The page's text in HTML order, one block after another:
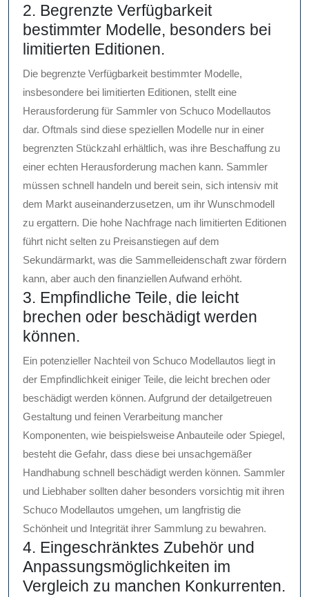
2. Begrenzte Verfügbarkeit
bestimmter Modelle, besonders bei
limitierten Editionen.
Die begrenzte Verfügbarkeit bestimmter Modelle,
insbesondere bei limitierten Editionen, stellt eine
Herausforderung für Sammler von Schuco Modellautos
dar. Oftmals sind diese speziellen Modelle nur in einer
begrenzten Stückzahl erhältlich, was ihre Beschaffung zu
einer echten Herausforderung machen kann. Sammler
müssen schnell handeln und bereit sein, sich intensiv mit
dem Markt auseinanderzusetzen, um ihr Wunschmodell
zu ergattern. Die hohe Nachfrage nach limitierten Editionen
führt nicht selten zu Preisanstiegen auf dem
Sekundärmarkt, was die Sammelleidenschaft zwar fördern
kann, aber auch den finanziellen Aufwand erhöht.
3. Empfindliche Teile, die leicht
brechen oder beschädigt werden
können.
Ein potenzieller Nachteil von Schuco Modellautos liegt in
der Empfindlichkeit einiger Teile, die leicht brechen oder
beschädigt werden können. Aufgrund der detailgetreuen
Gestaltung und feinen Verarbeitung mancher
Komponenten, wie beispielsweise Anbauteile oder Spiegel,
besteht die Gefahr, dass diese bei unsachgemäßer
Handhabung schnell beschädigt werden können. Sammler
und Liebhaber sollten daher besonders vorsichtig mit ihren
Schuco Modellautos umgehen, um langfristig die
Schönheit und Integrität ihrer Sammlung zu bewahren.
4. Eingeschränktes Zubehör und
Anpassungsmöglichkeiten im
Vergleich zu manchen Konkurrenten.